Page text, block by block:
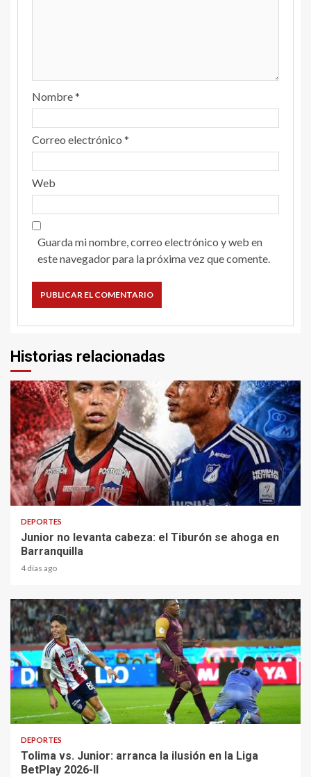
Nombre*
Correo electrónico *
Web
Guarda mi nombre, correo electrónico y web en
este navegador para la próxima vez que comente.
Historias relacionadas
2 min read
DEPORTES
Junior no levanta cabeza: el Tiburón se ahoga en
Barranquilla
4 días ago
2 min read
DEPORTES
Tolima vs. Junior: arranca la ilusión en la Liga
BetPlay 2026-II